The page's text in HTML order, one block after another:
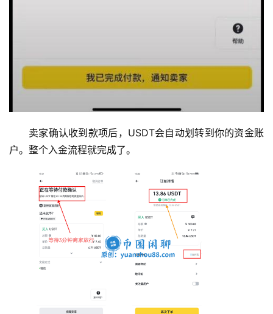
卖家确认收到款项后，USDT会自动划转到你的资金账
户。整个入金流程就完成了。